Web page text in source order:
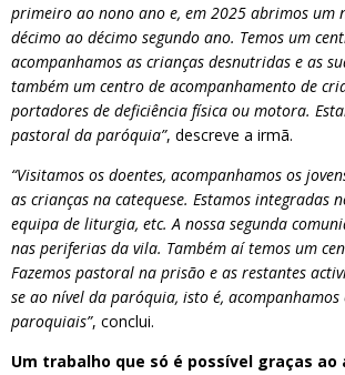
primeiro ao nono ano e, em 2025 abrimos um
décimo ao décimo segundo ano. Temos um
acompanhamos as crianças desnutridas e as
também um centro de acompanhamento de
portadores de deficiência física ou motora.
pastoral da paróquia”, descreve a irmã.
“Visitamos os doentes, acompanhamos os
as crianças na catequese. Estamos integradas
equipa de liturgia, etc. A nossa segunda
nas periferias da vila. Também aí temos um
Fazemos pastoral na prisão e as restantes
se ao nível da paróquia, isto é, acompanhamos
paroquiais”, conclui.
Um trabalho que só é possível graças ao